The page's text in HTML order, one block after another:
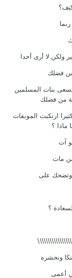
ولكن لا أرى أحدا
فضلك
بنات المسلمين
من فضلك
ارتكبت الموبقات
؟
آت
مات
وتضحك على
؟
ونحشره
أعمى